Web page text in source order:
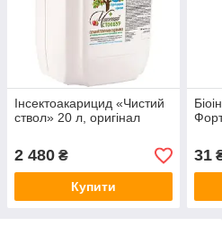
Інсектоакарицид «Чистий
ствол» 20 л, оригінал
2 480₴
Купити
31